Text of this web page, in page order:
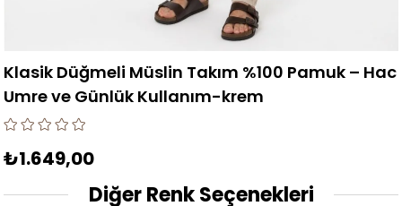
Klasik Düğmeli Müslin Takım %100 Pamuk – Hac
Umre ve Günlük Kullanım-krem
₺1.649,00
Diğer Renk Seçenekleri